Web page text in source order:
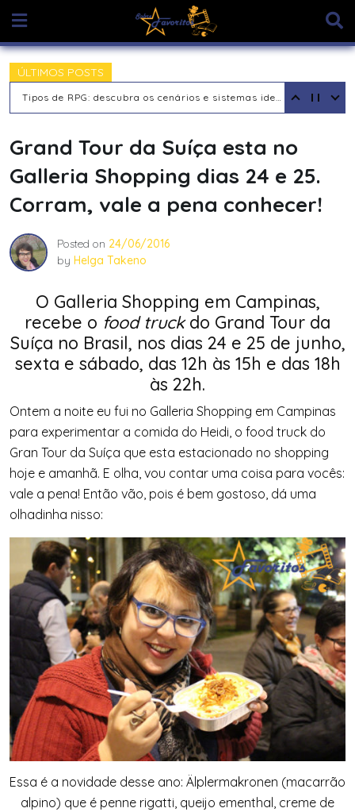
content
ÚLTIMOS POSTS
Tipos de RPG: descubra os cenários e sistemas ideais para sua aventura
Grand Tour da Suíça esta no
Galleria Shopping dias 24 e 25.
Corram, vale a pena conhecer!
Posted on 24/06/2016
by Helga Takeno
O Galleria Shopping em Campinas,
recebe o food truckdo Grand Tour da
Suíça no Brasil, nos dias 24 e 25 de junho,
sexta e sábado, das 12h às 15h e das 18h
às 22h.
Ontem a noite eu fui no Galleria Shopping em Campinas
para experimentar a comida do Heidi, o food truck do
Gran Tour da Suíça que esta estacionado no shopping
hoje e amanhã. E olha, vou contar uma coisa para vocês:
vale a pena! Então vão, pois é bem gostoso, dá uma
olhadinha nisso:
Essa é a novidade desse ano: Älplermakronen (macarrão
alpino) que é penne rigatti, queijo ementhal, creme de